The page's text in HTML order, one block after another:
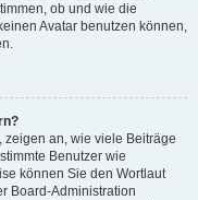
ob und wie die
Avatar benutzen können,
zeigen an, wie viele Beiträge
Benutzer wie
können Sie den Wortlaut
Board-Administration